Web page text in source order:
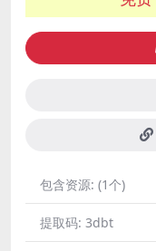
包含资源: (1个)
提取码: 3dbt